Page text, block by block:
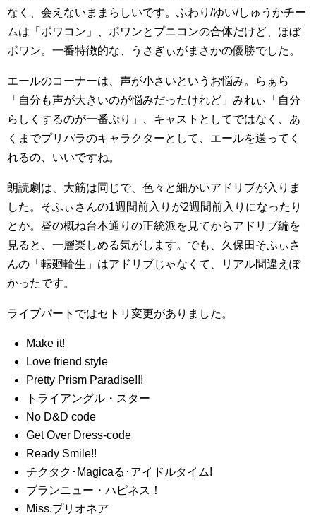
なく、会えないままらしいです。ふわり/ゆい/しゅうかチー
ムは「ポワコン」、ポワンとプニコンの合体だけど、ほぼ
ポワン。一番特徴的な、うさぎぃがまさかの優勝でした。
エールのコーナーは、声が小さいというお悩み。らぁら
「自分も声が大きいのが悩みだったけれど」みれぃ「自分
らしくするのが一番ぷり」、キャストとしてではなく、あ
くまでプリパラのキャラクターとして、エールを送ってく
れるの、いいですね。
朗読劇は、大筋は同じで、色々と細かいアドリブが入りま
した。そふぃさんの1週間前入りが2週間前入りになったり
とか。昼の概ね台本通りの正統派を見てからアドリブ編を
見ると、一層楽しめる気がします。でも、久保田そふぃさ
んの「転廻輪生」はアドリブじゃなくて、リアル間違えぽ
かったです。
ライブパートではセトリ変更がありました。
Make it!
Love friend style
Pretty Prism Paradise!!!
トライアングル・スター
No D&D code
Get Over Dress-code
Ready Smile!!
チクタク･Magicaる･アイドルタイム!
ブランニュー・ハピネス！
Miss.プリオネア